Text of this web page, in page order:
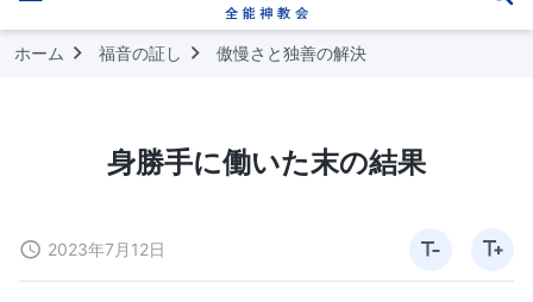
ホーム 福音の証し 傲慢さと独善の解決
身勝手に働いた末の結果
2023年7月12日